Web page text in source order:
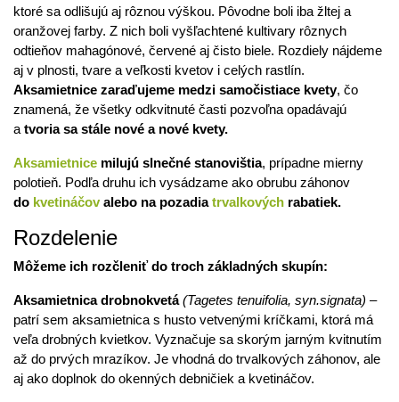
ktoré sa odlišujú aj rôznou výškou. Pôvodne boli iba žltej a
oranžovej farby. Z nich boli vyšľachtené kultivary rôznych
odtieňov mahagónové, červené aj čisto biele. Rozdiely nájdeme
aj v plnosti, tvare a veľkosti kvetov i celých rastlín.
Aksamietnice zaraďujeme medzi samočistiace kvety, čo
znamená, že všetky odkvitnuté časti pozvoľna opadávajú
atvoria sa stále nové a nové kvety.
Aksamietnice milujú slnečné stanovištia, prípadne mierny
polotieň. Podľa druhu ich vysádzame ako obrubu záhonov
do kvetináčovalebo na pozadiatrvalkových rabatiek.
Rozdelenie
Môžeme ich rozčleniť do troch základných skupín:
Aksamietnica drobnokvetá (Tagetes tenuifolia, syn.signata) –
patrí sem aksamietnica s husto vetvenými kríčkami, ktorá má
veľa drobných kvietkov. Vyznačuje sa skorým jarným kvitnutím
až do prvých mrazíkov. Je vhodná do trvalkových záhonov, ale
aj ako doplnok do okenných debničiek a kvetináčov.